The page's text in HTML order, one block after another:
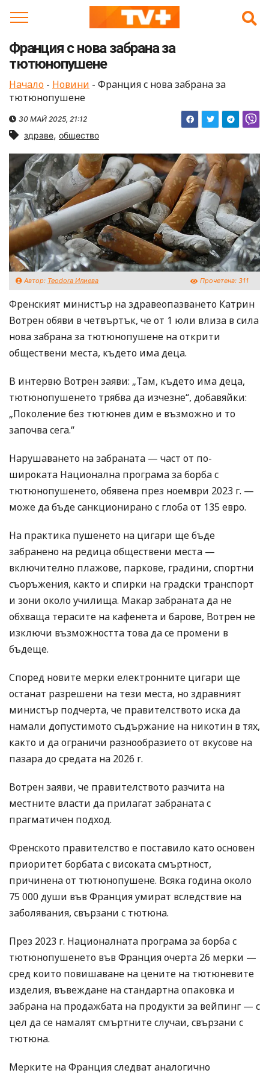
Франция с нова забрана за
тютюнопушене
Начало - Новини - Франция с нова забрана за
тютюнопушене
30 МАЙ 2025, 21:12
здраве, общество
Автор: Teodora Илиева Прочетена: 311
Френският министър на здравеопазването Катрин
Вотрен обяви в четвъртък, че от 1 юли влиза в сила
нова забрана за тютюнопушене на открити
обществени места, където има деца.
В интервю Вотрен заяви: „Там, където има деца,
тютюнопушенето трябва да изчезне“, добавяйки:
„Поколение без тютюнев дим е възможно и то
започва сега.“
Нарушаването на забраната — част от по-
широката Национална програма за борба с
тютюнопушенето, обявена през ноември 2023 г. —
може да бъде санкционирано с глоба от 135 евро.
На практика пушенето на цигари ще бъде
забранено на редица обществени места —
включително плажове, паркове, градини, спортни
съоръжения, както и спирки на градски транспорт
и зони около училища. Макар забраната да не
обхваща терасите на кафенета и барове, Вотрен не
изключи възможността това да се промени в
бъдеще.
Според новите мерки електронните цигари ще
останат разрешени на тези места, но здравният
министър подчерта, че правителството иска да
намали допустимото съдържание на никотин в тях,
както и да ограничи разнообразието от вкусове на
пазара до средата на 2026 г.
Вотрен заяви, че правителството разчита на
местните власти да прилагат забраната с
прагматичен подход.
Френското правителство е поставило като основен
приоритет борбата с високата смъртност,
причинена от тютюнопушене. Всяка година около
75 000 души във Франция умират вследствие на
заболявания, свързани с тютюна.
През 2023 г. Националната програма за борба с
тютюнопушенето във Франция очерта 26 мерки —
сред които повишаване на цените на тютюневите
изделия, въвеждане на стандартна опаковка и
забрана на продажбата на продукти за вейпинг — с
цел да се намалят смъртните случаи, свързани с
тютюна.
Мерките на Франция следват аналогично